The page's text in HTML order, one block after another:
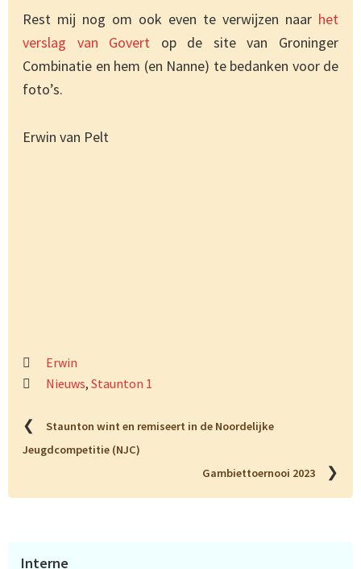
Rest mij nog om ook even te verwijzen naar het
verslag van Govert op de site van Groninger
Combinatie en hem (en Nanne) te bedanken voor de
foto’s.
Erwin van Pelt
Erwin
Nieuws, Staunton 1
❮
Staunton wint en remiseert in de Noordelijke
Jeugdcompetitie (NJC)
Gambiettoernooi 2023
❯
Primaire
Interne